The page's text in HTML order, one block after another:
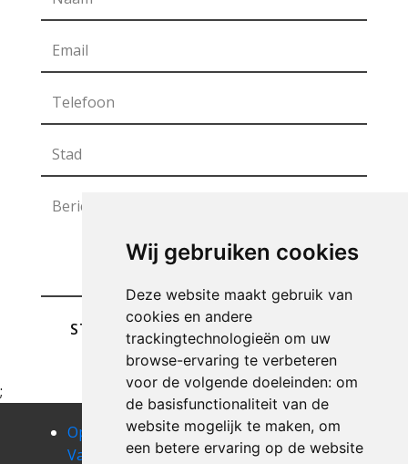
Wij gebruiken cookies
Deze website maakt gebruik van
cookies en andere
trackingtechnologieën om uw
browse-ervaring te verbeteren
voor de volgende doeleinden: om
de basisfunctionaliteit van de
website mogelijk te maken, om
een betere ervaring op de website
STUREN
;
Opruimen
Van Uw
Opruimen
Van Uw
Opruimen
Van Uw